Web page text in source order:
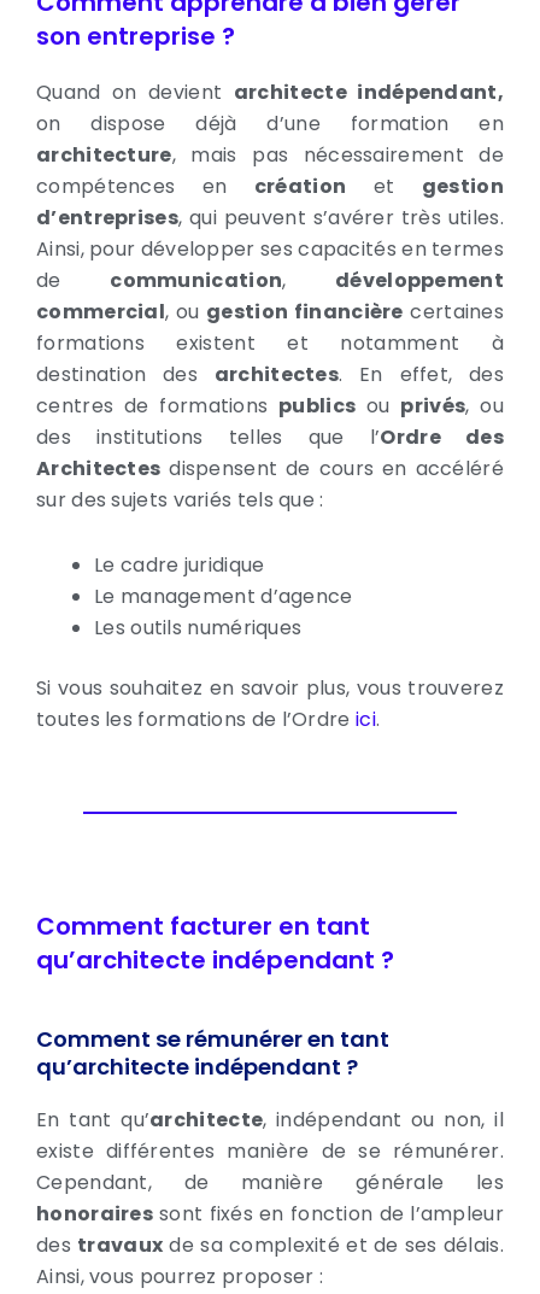
son entreprise ?
Quand on devient architecte indépendant,
on dispose déjà d’une formation en
architecture, mais pas nécessairement de
compétences en création et gestion
d’entreprises, qui peuvent s’avérer très utiles.
Ainsi, pour développer ses capacités en termes
de communication, développement
commercial, ou gestion financière certaines
formations existent et notamment à
destination des architectes. En effet, des
centres de formations publics ou privés, ou
des institutions telles que l’Ordre des
Architectes dispensent de cours en accéléré
sur des sujets variés tels que :
Le cadre juridique
Le management d’agence
Les outils numériques
Si vous souhaitez en savoir plus, vous trouverez
toutes les formations de l’Ordre ici.
Comment facturer en tant
qu’architecte indépendant ?
Comment se rémunérer en tant
qu’architecte indépendant ?
En tant qu’architecte, indépendant ou non, il
existe différentes manière de se rémunérer.
Cependant, de manière générale les
honoraires sont fixés en fonction de l’ampleur
des travaux de sa complexité et de ses délais.
Ainsi, vous pourrez proposer :